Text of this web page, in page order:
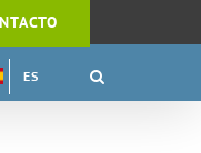
ES